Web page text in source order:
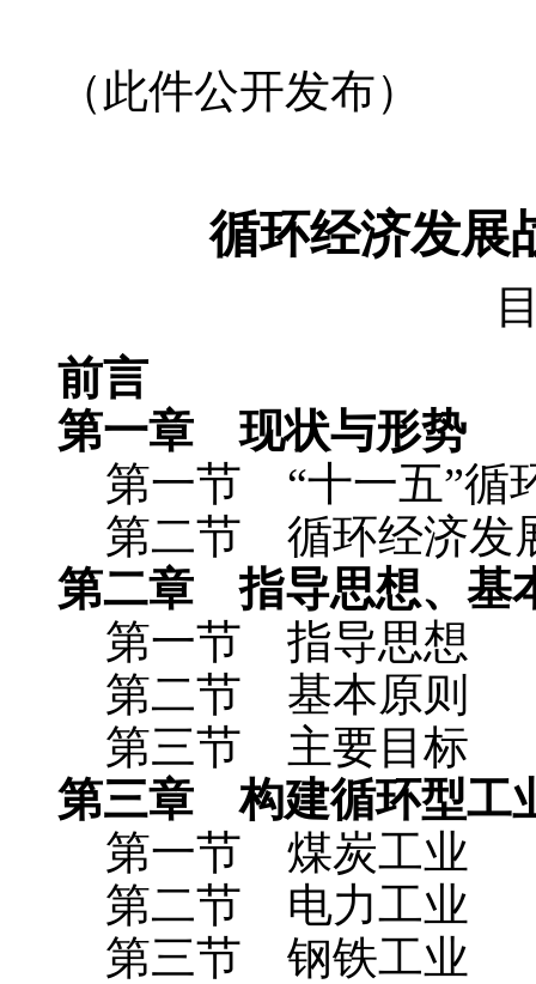
（此件公开发布）
循环经济发展
前言
第一章 现状与形势
第一节 “十一五”循环
第二节 循环经济发
第二章 指导思想、基
第一节 指导思想
第二节 基本原则
第三节 主要目标
第三章 构建循环型工
第一节 煤炭工业
第二节 电力工业
第三节 钢铁工业